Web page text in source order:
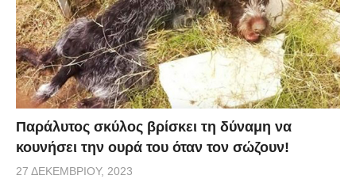
Παράλυτος σκύλος βρίσκει τη δύναμη να
κουνήσει την ουρά του όταν τον σώζουν!
27 ΔΕΚΕΜΒΡΊΟΥ, 2023